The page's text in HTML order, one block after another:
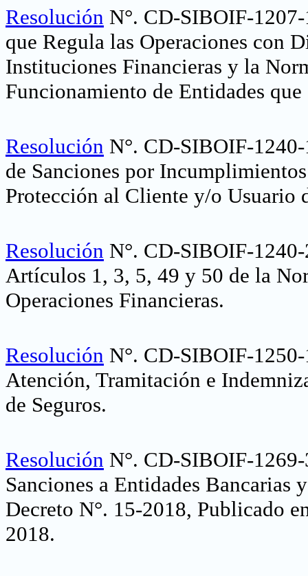
Resolución N°. CD-SIBOIF-
que Regula las Operaciones con
Instituciones Financieras y la
Funcionamiento de Entidades
Resolución N°. CD-SIBOIF-
de Sanciones por
Protección al Cliente y/o Usuario
Resolución N°. CD-SIBOIF-
Artículos 1, 3, 5, 49 y 50 de la
Operaciones Financieras.
Resolución N°. CD-SIBOIF-
Atención, Tramitación e
de Seguros.
Resolución N°. CD-SIBOIF-
Sanciones a Entidades
Decreto N°. 15-2018, Publicado
2018.